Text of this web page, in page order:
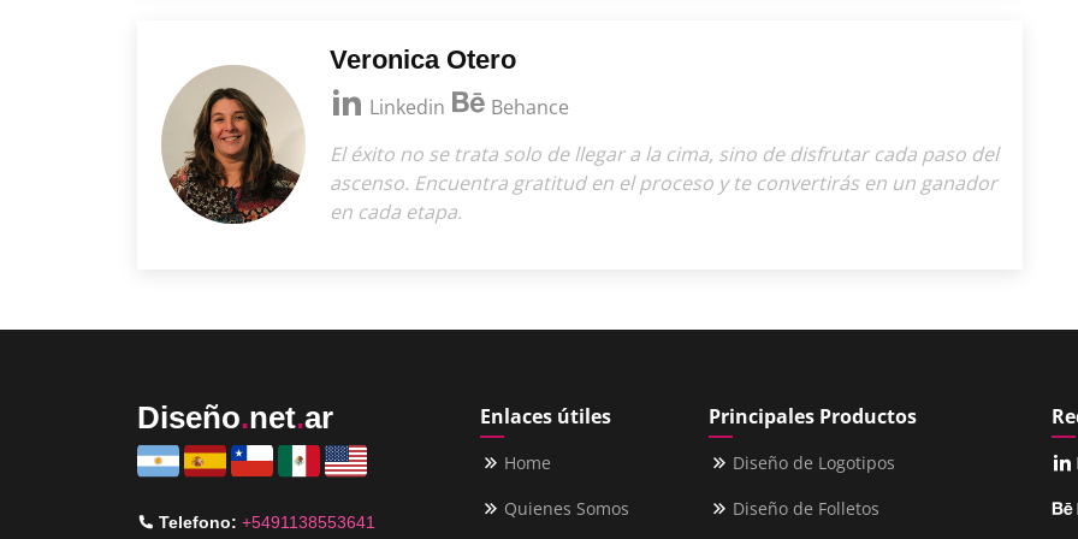
Veronica Otero
Linkedin
Behance
El éxito no se trata solo de llegar a la cima, sino de disfrutar cada paso del
ascenso. Encuentra gratitud en el proceso y te convertirás en un ganador
en cada etapa.
Diseño.net.ar
Telefono: +5491138553641
Enlaces útiles
Home
Quienes Somos
Principales Productos
Diseño de Logotipos
Diseño de Folletos